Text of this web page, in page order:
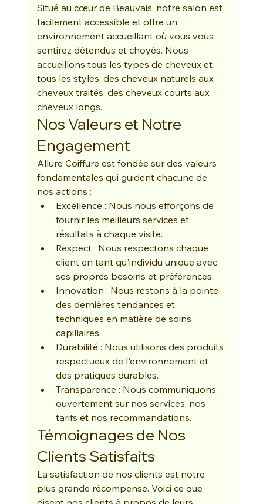
Situé au cœur de Beauvais, notre salon est
facilement accessible et offre un
environnement accueillant où vous vous
sentirez détendus et choyés. Nous
accueillons tous les types de cheveux et
tous les styles, des cheveux naturels aux
cheveux traités, des cheveux courts aux
cheveux longs.
Nos Valeurs et Notre
Engagement
Allure Coiffure est fondée sur des valeurs
fondamentales qui guident chacune de
nos actions :
Excellence : Nous nous efforçons de
fournir les meilleurs services et
résultats à chaque visite.
Respect : Nous respectons chaque
client en tant qu'individu unique avec
ses propres besoins et préférences.
Innovation : Nous restons à la pointe
des dernières tendances et
techniques en matière de soins
capillaires.
Durabilité : Nous utilisons des produits
respectueux de l'environnement et
des pratiques durables.
Transparence : Nous communiquons
ouvertement sur nos services, nos
tarifs et nos recommandations.
Témoignages de Nos
Clients Satisfaits
La satisfaction de nos clients est notre
plus grande récompense. Voici ce que